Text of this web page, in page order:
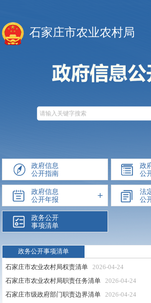
石家庄市农业农村局
政府信息
公开指南
政
公
政府信息
公开年报
法
公
政务公开
事项清单
政务公开事项清单
石家庄市农业农村局权责清单
2026-04-24
石家庄市农业农村局职责任务清单
2026-04-24
石家庄市级政府部门职责边界清单
2026-04-24